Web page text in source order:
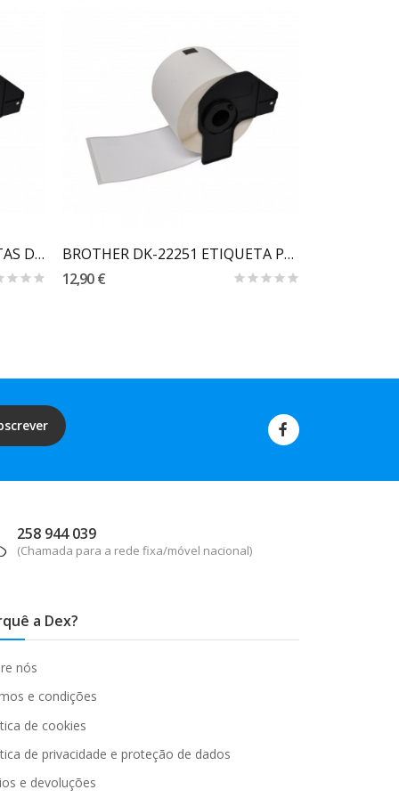
BROTHER DK11209 ETIQUETAS DE PAPEL TÉRMICO...
BROTHER DK-22251 ETIQUETA PAPEL TÉRMICO...
12,90 €
258 944 039
(Chamada para a rede fixa/móvel nacional)
a Dex?
nós
e condições
de cookies
de privacidade e proteção de dados
e devoluções